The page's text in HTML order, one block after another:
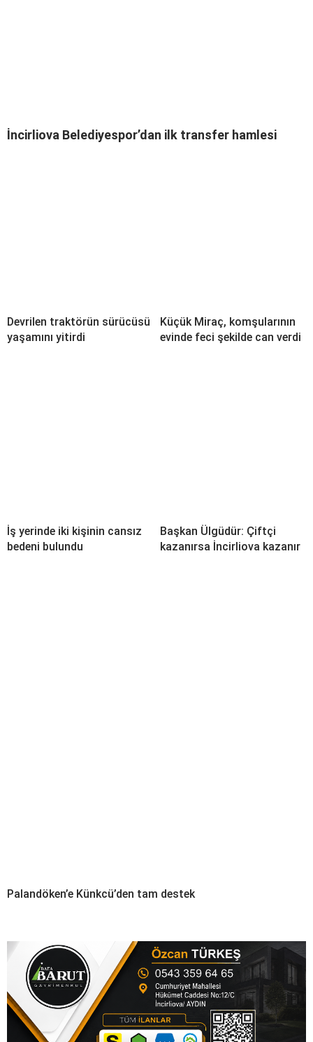
İncirliova Belediyespor’dan ilk transfer hamlesi
Devrilen traktörün sürücüsü
yaşamını yitirdi
Küçük Miraç, komşularının
evinde feci şekilde can verdi
İş yerinde iki kişinin cansız
bedeni bulundu
Başkan Ülgüdür: Çiftçi
kazanırsa İncirliova kazanır
Palandöken’e Künkcü’den tam destek